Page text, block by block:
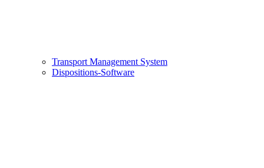
Transport Management System
Dispositions-Software